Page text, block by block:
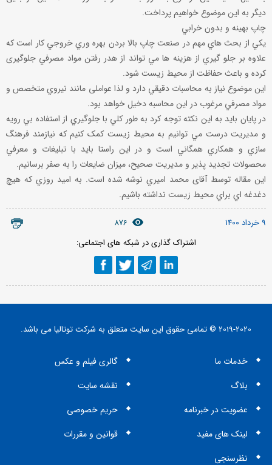
دیگر به اين موضوع خواهيم پرداخت.
چاپ بهينه و بدون خرابي
يکي از بحث هاي مهم در صنعت چاپ بالا بردن بهره وري خروجي کار است که
علاوه بر جلو گيري از هزينه ها مي تواند از هدر رفتن مواد مصرفي جلوگیری
کرده و باعث حفاظت از محيط زيست شود.
اين موضوع نياز به محاسبات دقيقي دارد و لذا عواملی مانند نيروي متخصص و
مواد مصرفي مرغوب در این محاسبه دخیل خواهد بود.
در پايان بايد به اين نکته توجه کرد به طور کلي با جلوگيري از استفاده بي رويه
و مديريت درست مي توانيم به محيط زيست کمک کنيم که نيازمند فرهنگ
سازي و همکاري همگاني است و در اين راستا بايد با تبليغات و معرفي
محصولات تجديد پذير و مدیریت صحیح، میزان ضایعات را به صفر برسانیم.
اين مقاله توسط آقای محمد اميري نوشه شده است. به اميد روزي که هيچ
دغدغه اي براي محيط زيست نداشته باشيم.
9 خرداد 1400
اشتراک گذاری در شبکه های اجتماعی:
876
خدمات ما
بلاگ
عضویت در خبرنامه
لینک های مفید
نظرسنجی
گالری فیلم و عکس
نقشه سایت
حریم خصوصی
قوانین و مقررات
2019-2020 © تمامی حقوق این سایت متعلق به شرکت توتالیا می باشد.